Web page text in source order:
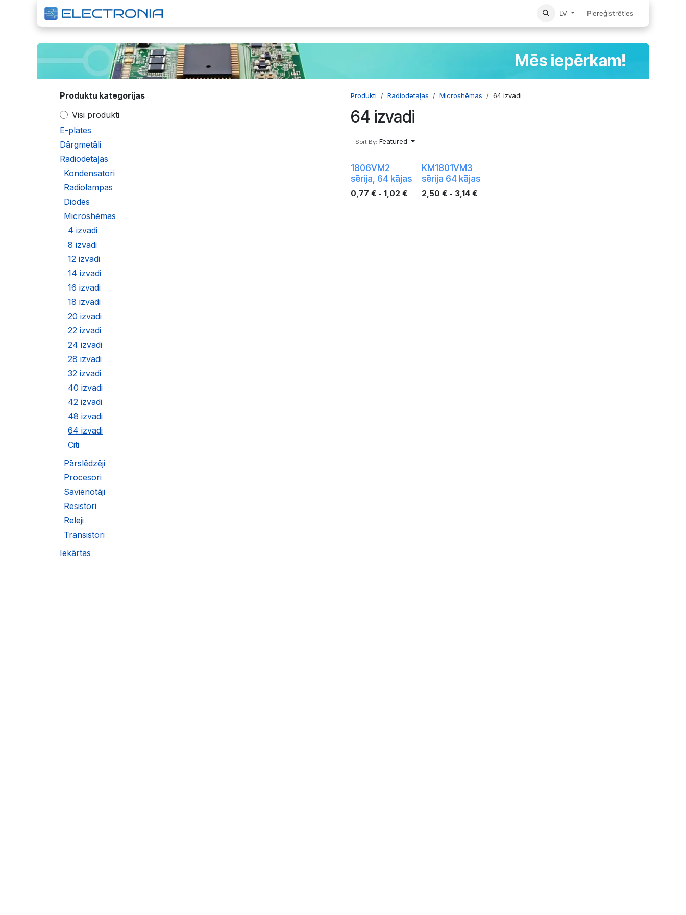
Pāriet pie satura
LV Piereģistrēties
Mēs iepērkam!
Produktu kategorijas
Visi produkti
E-plates
Dārgmetāli
Radiodetaļas
Kondensatori
Radiolampas
Diodes
Microshēmas
4 izvadi
8 izvadi
12 izvadi
14 izvadi
16 izvadi
18 izvadi
20 izvadi
22 izvadi
24 izvadi
28 izvadi
32 izvadi
40 izvadi
42 izvadi
48 izvadi
64 izvadi
Citi
Pārslēdzēji
Procesori
Savienotāji
Resistori
Releji
Transistori
Iekārtas
Produkti Radiodetaļas Microshēmas 64 izvadi
64 izvadi
Sort By: Featured
1806VM2
sērija, 64 kājas
0,77 € - 1,02 €
KM1801VM3
sērija 64 kājas
2,50 € - 3,14€